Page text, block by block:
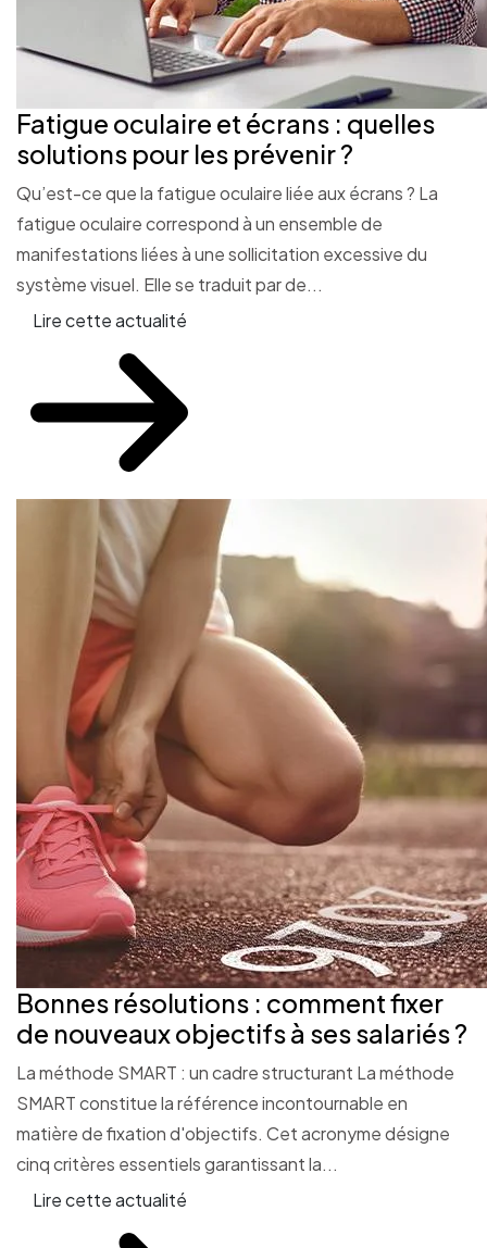
Fatigue oculaire et écrans : quelles
solutions pour les prévenir ?
Qu’est-ce que la fatigue oculaire liée aux écrans ? La
fatigue oculaire correspond à un ensemble de
manifestations liées à une sollicitation excessive du
système visuel. Elle se traduit par de...
Lire cette actualité
Bonnes résolutions : comment fixer
de nouveaux objectifs à ses salariés ?
La méthode SMART : un cadre structurant La méthode
SMART constitue la référence incontournable en
matière de fixation d'objectifs. Cet acronyme désigne
cinq critères essentiels garantissant la...
Lire cette actualité